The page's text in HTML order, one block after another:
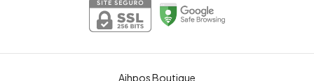
Aihpos Boutique